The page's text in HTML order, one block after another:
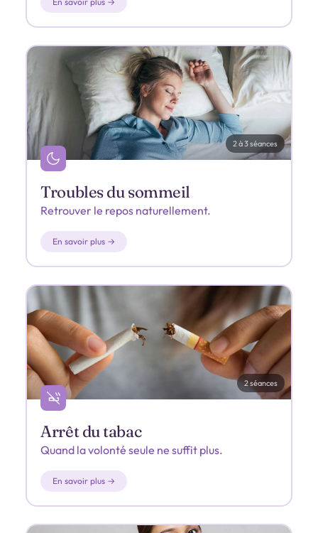
2 à 3 séances
Troubles du sommeil
Retrouver le repos naturellement.
En savoir plus →
2 séances
Arrêt du tabac
Quand la volonté seule ne suffit plus.
En savoir plus →